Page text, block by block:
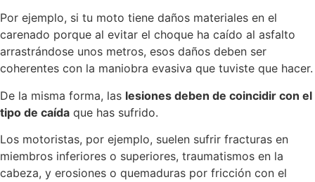
Por ejemplo, si tu moto tiene daños materiales en el
carenado porque al evitar el choque ha caído al asfalto
arrastrándose unos metros, esos daños deben ser
coherentes con la maniobra evasiva que tuviste que hacer.
De la misma forma, las lesiones deben de coincidir con el
tipo de caída que has sufrido.
Los motoristas, por ejemplo, suelen sufrir fracturas en
miembros inferiores o superiores, traumatismos en la
cabeza, y erosiones o quemaduras por fricción con el